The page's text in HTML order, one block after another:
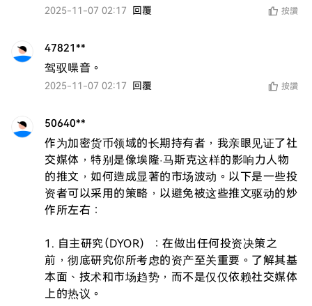
2025-11-07 02:17 回覆 按讚
47821**
驾驭噪音。
2025-11-07 02:17 回覆 按讚
50640**
作为加密货币领域的长期持有者，我亲眼见证了社
交媒体，特别是像埃隆·马斯克这样的影响力人物
的推文，如何造成显著的市场波动。以下是一些投
资者可以采用的策略，以避免被这些推文驱动的炒
作所左右：
1. 自主研究（DYOR）：在做出任何投资决策之
前，彻底研究你所考虑的资产至关重要。了解其基
本面、技术和市场趋势，而不是仅仅依赖社交媒体
上的热议。